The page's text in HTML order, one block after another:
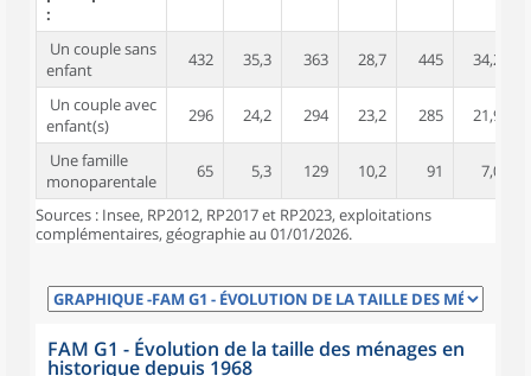
:
Un couple sans
enfant
432 35,3 363 28,7 445 34,2
Un couple avec
enfant(s)
296 24,2 294 23,2 285 21,9
Une famille
monoparentale
65 5,3 129 10,2 91 7,0
Sources : Insee, RP2012, RP2017 et RP2023, exploitations
complémentaires, géographie au 01/01/2026.
FAM G1 - Évolution de la taille des ménages en
historique depuis 1968